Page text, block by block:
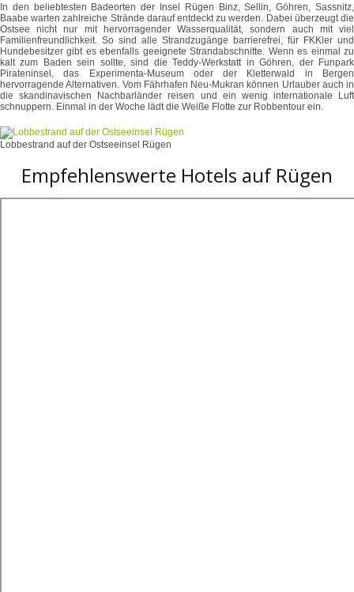
In den beliebtesten Badeorten der Insel Rügen Binz, Sellin, Göhren, Sassnitz,
Baabe warten zahlreiche Strände darauf entdeckt zu werden. Dabei überzeugt die
Ostsee nicht nur mit hervorragender Wasserqualität, sondern auch mit viel
Familienfreundlichkeit. So sind alle Strandzugänge barrierefrei, für FKKler und
Hundebesitzer gibt es ebenfalls geeignete Strandabschnitte. Wenn es einmal zu
kalt zum Baden sein sollte, sind die Teddy-Werkstatt in Göhren, der Funpark
Pirateninsel, das Experimenta-Museum oder der Kletterwald in Bergen
hervorragende Alternativen. Vom Fährhafen Neu-Mukran können Urlauber auch in
die skandinavischen Nachbarländer reisen und ein wenig internationale Luft
schnuppern. Einmal in der Woche lädt die Weiße Flotte zur Robbentour ein.
Lobbestrand auf der Ostseeinsel Rügen
Empfehlenswerte Hotels auf Rügen